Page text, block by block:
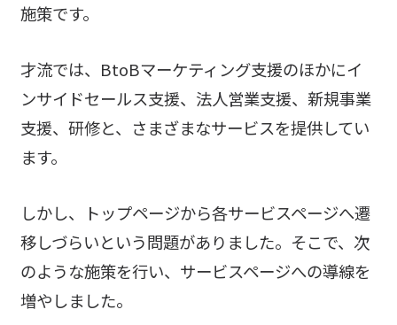
施策です。
才流では、BtoBマーケティング支援のほかにイ
ンサイドセールス支援、法人営業支援、新規事業
支援、研修と、さまざまなサービスを提供してい
ます。
しかし、トップページから各サービスページへ遷
移しづらいという問題がありました。そこで、次
のような施策を行い、サービスページへの導線を
増やしました。